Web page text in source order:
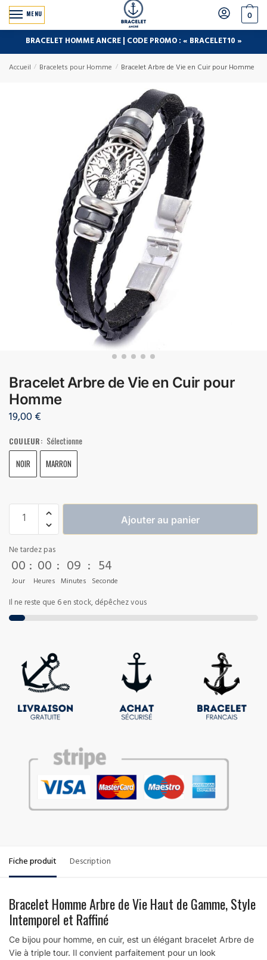
MENU 0
BRACELET HOMME ANCRE | CODE PROMO : « BRACELET10 »
Accueil / Bracelets pour Homme / Bracelet Arbre de Vie en Cuir pour Homme
Bracelet Arbre de Vie en Cuir pour
Homme
19,00€
COULEUR: Sélectionne
NOIR MARRON
Ajouter au panier
Ne tardez pas
00
Jour
: 00
Heures
: 09
Minutes
: 54
Seconde
Il ne reste que 6 en stock, dépêchez vous
Fiche produit Description
Bracelet Homme Arbre de Vie Haut de Gamme, Style
Intemporel et Raffiné
Ce bijou pour homme, en cuir, est un élégant bracelet Arbre de
Vie à triple tour. Il convient parfaitement pour un look